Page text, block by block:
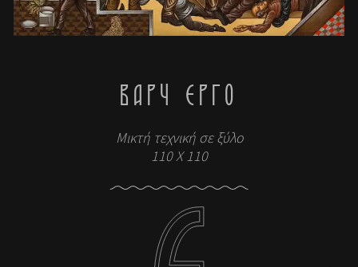
ΒΑΡΎ ΈΡΓΟ
Μικτή τεχνική σε ξύλο
110 X 110